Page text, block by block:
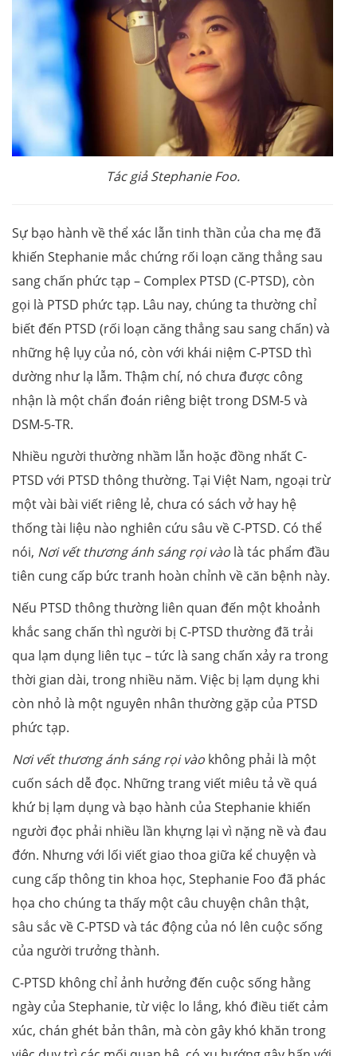
Tác giả Stephanie Foo.
Sự bạo hành về thể xác lẫn tinh thần của cha mẹ đã
khiến Stephanie mắc chứng rối loạn căng thẳng sau
sang chấn phức tạp – Complex PTSD (C-PTSD), còn
gọi là PTSD phức tạp. Lâu nay, chúng ta thường chỉ
biết đến PTSD (rối loạn căng thẳng sau sang chấn) và
những hệ lụy của nó, còn với khái niệm C-PTSD thì
dường như lạ lẫm. Thậm chí, nó chưa được công
nhận là một chẩn đoán riêng biệt trong DSM-5 và
DSM-5-TR.
Nhiều người thường nhầm lẫn hoặc đồng nhất C-
PTSD với PTSD thông thường. Tại Việt Nam, ngoại trừ
một vài bài viết riêng lẻ, chưa có sách vở hay hệ
thống tài liệu nào nghiên cứu sâu về C-PTSD. Có thể
nói, Nơi vết thương ánh sáng rọi vào là tác phẩm đầu
tiên cung cấp bức tranh hoàn chỉnh về căn bệnh này.
Nếu PTSD thông thường liên quan đến một khoảnh
khắc sang chấn thì người bị C-PTSD thường đã trải
qua lạm dụng liên tục – tức là sang chấn xảy ra trong
thời gian dài, trong nhiều năm. Việc bị lạm dụng khi
còn nhỏ là một nguyên nhân thường gặp của PTSD
phức tạp.
Nơi vết thương ánh sáng rọi vào không phải là một
cuốn sách dễ đọc. Những trang viết miêu tả về quá
khứ bị lạm dụng và bạo hành của Stephanie khiến
người đọc phải nhiều lần khựng lại vì nặng nề và đau
đớn. Nhưng với lối viết giao thoa giữa kể chuyện và
cung cấp thông tin khoa học, Stephanie Foo đã phác
họa cho chúng ta thấy một câu chuyện chân thật,
sâu sắc về C-PTSD và tác động của nó lên cuộc sống
của người trưởng thành.
C-PTSD không chỉ ảnh hưởng đến cuộc sống hằng
ngày của Stephanie, từ việc lo lắng, khó điều tiết cảm
xúc, chán ghét bản thân, mà còn gây khó khăn trong